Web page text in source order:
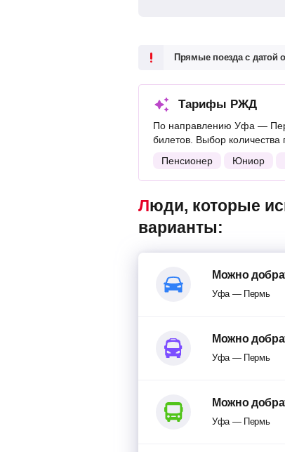
Прямые поезда с датой
Тарифы РЖД
По направлению Уфа —
билетов. Выбор
Пенсионер
Юниор
Люди, которые искали поезда Уфа — Пермь, также смотрели следующие
варианты:
Можно
Уфа — Пермь
Можно
Уфа — Пермь
Можно
Уфа — Пермь